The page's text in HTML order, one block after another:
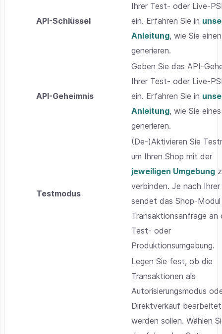
API-Schlüssel
Ihrer Test- oder Live-
ein. Erfahren Sie in
Anleitung, wie Sie einen
generieren.
API-Geheimnis
Geben Sie das API-
Ihrer Test- oder Live-
ein. Erfahren Sie in
Anleitung, wie Sie eines
generieren.
Testmodus
(De-)Aktivieren Sie
um Ihren Shop mit der
jeweiligen Umgebung
verbinden. Je nach Ihrer
sendet das Shop-
Transaktionsanfrage an
Test- oder
Produktionsumgebung.
Legen Sie fest, ob die
Transaktionen als
Autorisierungsmodus
Direktverkauf bearbeitet
werden sollen. Wählen